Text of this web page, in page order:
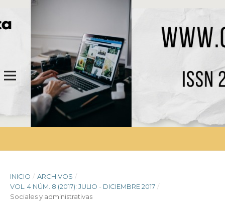
INICIO / ARCHIVOS /
VOL. 4 NÚM. 8 (2017): JULIO - DICIEMBRE 2017 /
Sociales y administrativas